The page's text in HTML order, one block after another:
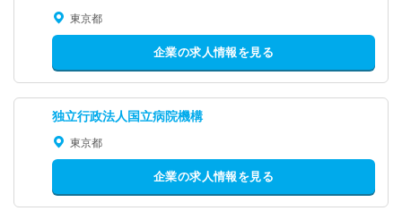
東京都
企業の求人情報を見る
独立行政法人国立病院機構
東京都
企業の求人情報を見る